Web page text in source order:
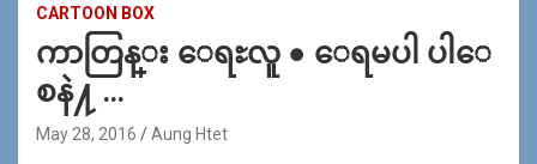
CARTOON BOX
ကာတြန္း ေရႊလူ ● ေရမပါ ပါေ
စနဲ႔ …
May 28, 2016 Aung Htet